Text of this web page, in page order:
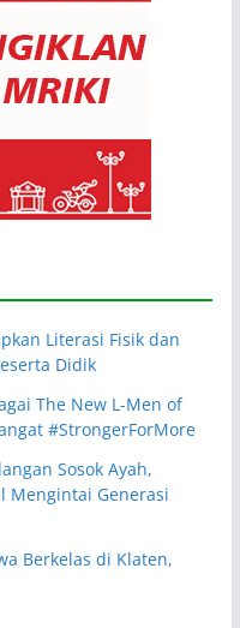
Literasi Fisik dan
Didik
The New L-Men of
#StrongerForMore
Sosok Ayah,
Mengintai Generasi
Berkelas di Klaten,